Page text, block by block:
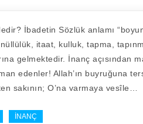
İbadetin Sözlük anlamı
itaat, kulluk, tapma,
gelmektedir. İnanç açısından
edenler! Allah’ın buyruğuna
sakının; O’na varmaya vesîle…
İNANÇ